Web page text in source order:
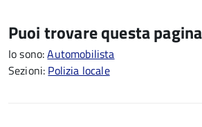
Puoi trovare questa
Io sono:Automobilista
Sezioni: Polizia locale